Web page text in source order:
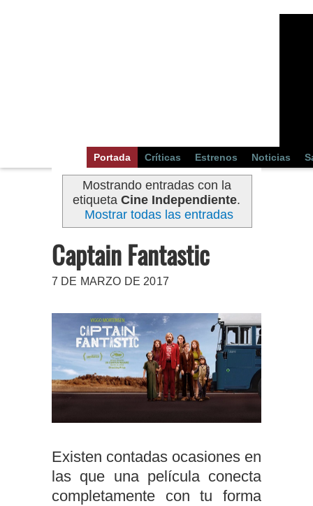
Portada Críticas Estrenos Noticias
Mostrando entradas con la
etiqueta Cine Independiente.
Mostrar todas las entradas
Captain Fantastic
7 DE MARZO DE 2017
Existen contadas ocasiones en
las que una película conecta
completamente con tu forma